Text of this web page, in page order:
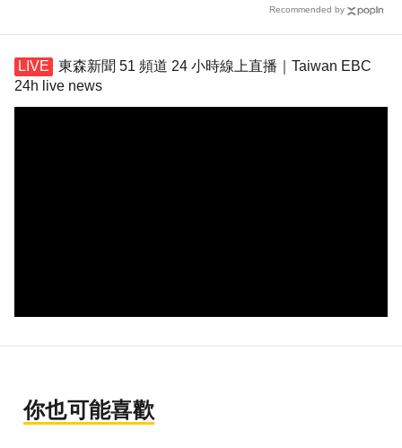
Recommended by
東森新聞 51 頻道 24 小時線上直播｜Taiwan EBC
24h live news
你也可能喜歡